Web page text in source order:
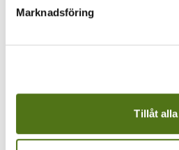
Marknadsföring
Tillåt alla
Akuta problem